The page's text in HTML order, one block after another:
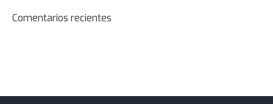
Comentarios recientes